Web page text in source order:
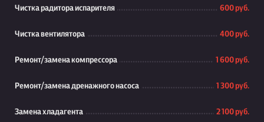
Чистка радитора испарителя 600 руб.
Чистка вентилятора 400 руб.
Ремонт/замена компрессора 1 600 руб.
Ремонт/замена дренажного насоса 1 300 руб.
Замена хладагента 2 100 руб.